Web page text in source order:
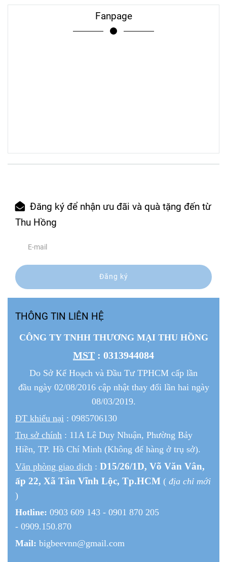
Fanpage
Đăng ký để nhận ưu đãi và quà tặng đến từ
Thu Hồng
Đăng ký
THÔNG TIN LIÊN HỆ
CÔNG TY TNHH THƯƠNG MẠI THU HỒNG
MST : 0313944084
Do Sở Kế Hoạch và Đầu Tư TPHCM cấp lần
đầu ngày 02/08/2016 cập nhật thay đổi lần hai ngày
08/03/2019.
ĐT khiếu nại : 0985706130
Trụ sở chính : 11A Lê Duy Nhuận, Phường Bảy
Hiền, TP. Hồ Chí Minh (Không để hàng ở trụ sở).
Văn phòng giao dịch : D15/26/1D, Võ Văn Vân,
ấp 22, Xã Tân Vĩnh Lộc, Tp.HCM ( địa chỉ mới
)
Hotline: 0903 609 143 - 0901 870 205
- 0909.150.870
Mail: bigbeevnn@gmail.com